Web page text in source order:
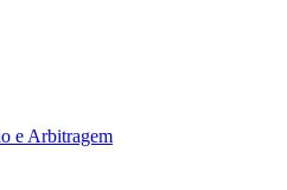
e Arbitragem